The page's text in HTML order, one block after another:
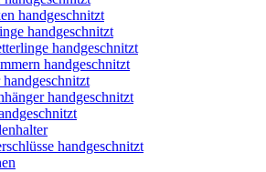
handgeschnitzt
handgeschnitzt
handgeschnitzt
handgeschnitzt
handgeschnitzt
handgeschnitzt